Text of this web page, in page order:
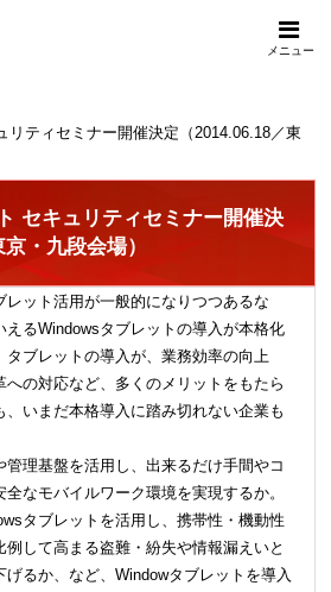
メニュー
リティセミナー開催決定（2014.06.18／東
セキュリティセミナー開催決
・九段会場）
レット活用が一般的になりつつあるな
えるWindowsタブレットの導入が本格化
タブレットの導入が、業務効率の向上
の対応など、多くのメリットをもたら
いまだ本格導入に踏み切れない企業も
管理基盤を活用し、出来るだけ手間やコ
なモバイルワーク環境を実現するか。
タブレットを活用し、携帯性・機動性
して高まる盗難・紛失や情報漏えいと
るか、など、Windowタブレットを導入